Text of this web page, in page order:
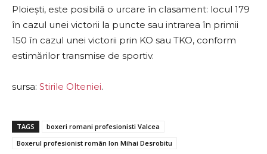
Ploiești, este posibilă o urcare în clasament: locul 179
în cazul unei victorii la puncte sau intrarea în primii
150 în cazul unei victorii prin KO sau TKO, conform
estimărilor transmise de sportiv.
sursa: Stirile Olteniei.
TAGS
boxeri romani profesionisti Valcea
Boxerul profesionist român Ion Mihai Desrobitu